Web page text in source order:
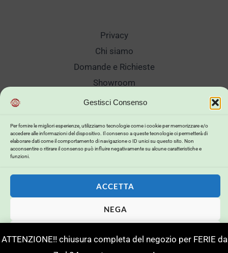
Gestisci Consenso
Per fornire le migliori esperienze, utilizziamo tecnologie come i cookie per memorizzare e/o
accedere alle informazioni del dispositivo. Il consenso a queste tecnologie ci permetterà di
elaborare dati come il comportamento di navigazione o ID unici su questo sito. Non
acconsentire o ritirare il consenso può influire negativamente su alcune caratteristiche e
funzioni.
ACCETTA
NEGA
ATTENZIONE!! chiusura completa del negozio per FERIE
Privacy
Chi siamo
Domande e Richieste
Showroom
Spedizioni
Reso Cambio Merce
Lavora Con Noi
Copyright © 2026 . Powered by .